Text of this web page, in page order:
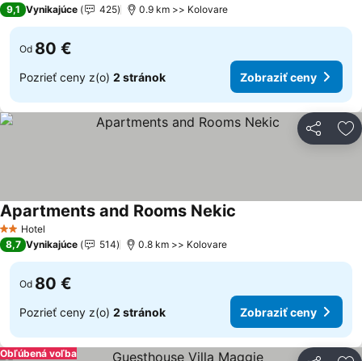
9,1 Vynikajúce 425 0.9 km >> Kolovare
Od 80 €
Pozrieť ceny z(o) 2 stránok Zobraziť ceny
Zdieľať
2 Počet hviezdičiek
Hotel
Apartments and Rooms Nekic
8,7 Vynikajúce 514 0.8 km >> Kolovare
Od 80 €
Pozrieť ceny z(o) 2 stránok Zobraziť ceny
Obľúbená voľba